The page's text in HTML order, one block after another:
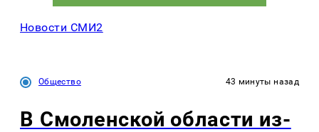
Новости СМИ2
Общество 43 минуты назад
В Смоленской области из-